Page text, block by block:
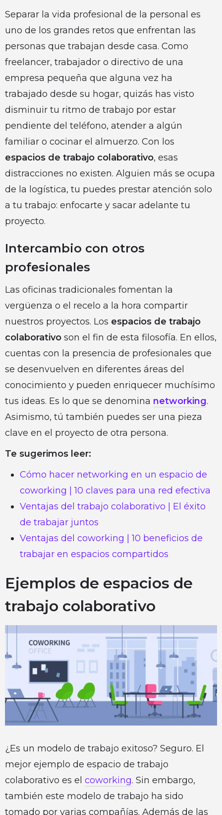
Separar la vida profesional de la personal es
uno de los grandes retos que enfrentan las
personas que trabajan desde casa. Como
freelancer, trabajador o directivo de una
empresa pequeña que alguna vez ha
trabajado desde su hogar, quizás has visto
disminuir tu ritmo de trabajo por estar
pendiente del teléfono, atender a algún
familiar o cocinar el almuerzo. Con los
espacios de trabajo colaborativo, esas
distracciones no existen. Alguien más se ocupa
de la logística, tu puedes prestar atención solo
a tu trabajo: enfocarte y sacar adelante tu
proyecto.
Intercambio con otros
profesionales
Las oficinas tradicionales fomentan la
vergüenza o el recelo a la hora compartir
nuestros proyectos. Los espacios de trabajo
colaborativo son el fin de esta filosofía. En ellos,
cuentas con la presencia de profesionales que
se desenvuelven en diferentes áreas del
conocimiento y pueden enriquecer muchísimo
tus ideas. Es lo que se denomina networking.
Asimismo, tú también puedes ser una pieza
clave en el proyecto de otra persona.
Te sugerimos leer:
Cómo hacer networking en un espacio de
coworking | 10 claves para una red efectiva
Ventajas del trabajo colaborativo | El éxito
de trabajar juntos
Ventajas del coworking | 10 beneficios de
trabajar en espacios compartidos
Ejemplos de espacios de
trabajo colaborativo
¿Es un modelo de trabajo exitoso? Seguro. El
mejor ejemplo de espacio de trabajo
colaborativo es el coworking. Sin embargo,
también este modelo de trabajo ha sido
tomado por varias compañías. Además de las